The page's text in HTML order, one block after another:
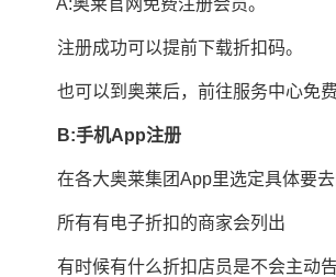
注册成功可以提前下载折扣码。
也可以到奥莱后，前往服务中心免
B:手机App注册
在各大奥莱集团App里选定具体要去
所有有电子折扣的商家会列出
有时候有什么折扣店员是不会主动